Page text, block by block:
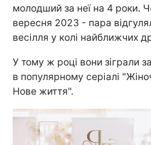
молодший за неї на 4 роки.
вересня 2023 - пара
весілля у колі найближчих
У тому ж році вони зіграли
в популярному серіалі
Нове життя".